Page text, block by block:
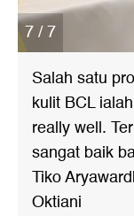
7 / 7
Salah satu
kulit BCL
really well.
sangat baik
Tiko
Oktiani